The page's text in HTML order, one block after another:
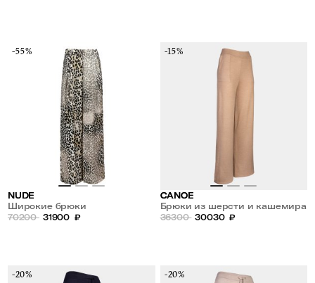
-55%
NUDE
Широкие брюки
70200 31900 ₽
-15%
CANOE
Брюки из шерсти и кашемира
36300 30030 ₽
-20% -20%